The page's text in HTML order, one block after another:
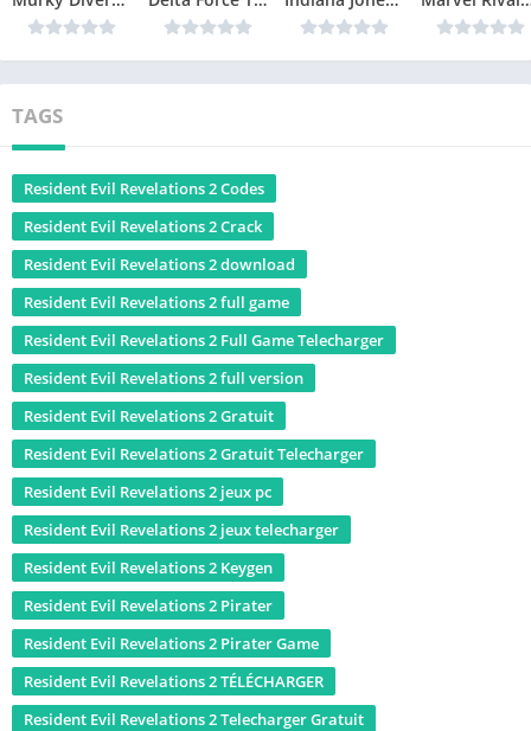
TAGS
Resident Evil Revelations 2 Codes
Resident Evil Revelations 2 Crack
Resident Evil Revelations 2 download
Resident Evil Revelations 2 full game
Resident Evil Revelations 2 Full Game Telecharger
Resident Evil Revelations 2 full version
Resident Evil Revelations 2 Gratuit
Resident Evil Revelations 2 Gratuit Telecharger
Resident Evil Revelations 2 jeux pc
Resident Evil Revelations 2 jeux telecharger
Resident Evil Revelations 2 Keygen
Resident Evil Revelations 2 Pirater
Resident Evil Revelations 2 Pirater Game
Resident Evil Revelations 2 TÉLÉCHARGER
Resident Evil Revelations 2 Telecharger Gratuit